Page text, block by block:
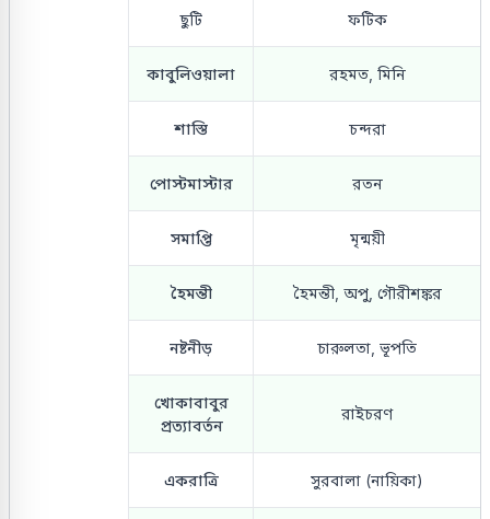
ছুটি ফটিক
কাবুলিওয়ালা রহমত, মিনি
শাস্তি চন্দরা
পোস্টমাস্টার রতন
সমাপ্তি মৃন্ময়ী
হৈমন্তী হৈমন্তী, অপু, গৌরীশঙ্কর
নষ্টনীড় চারুলতা, ভূপতি
খোকাবাবুর
প্রত্যাবর্তন
রাইচরণ
একরাত্রি সুরবালা (নায়িকা)